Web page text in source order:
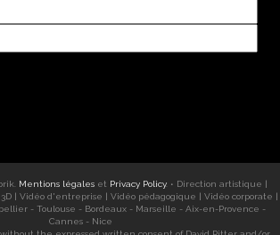
Mentions légales et Privacy Policy. • Direction artistique |
| Vidéo d'entreprise | Vidéo pédagogique | Vidéo corporate |
- Toulouse - Bordeaux - Marseille - Aix-en-Provence -
Cannes - Nice